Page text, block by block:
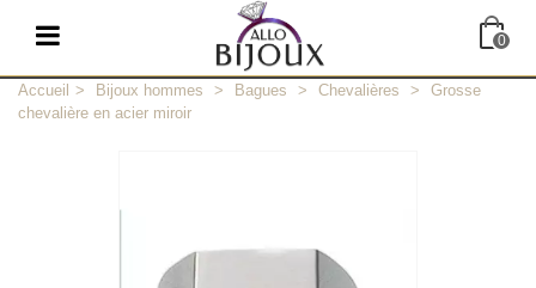
0
Accueil > Bijoux hommes > Bagues > Chevalières >
Grosse
chevalière en acier miroir